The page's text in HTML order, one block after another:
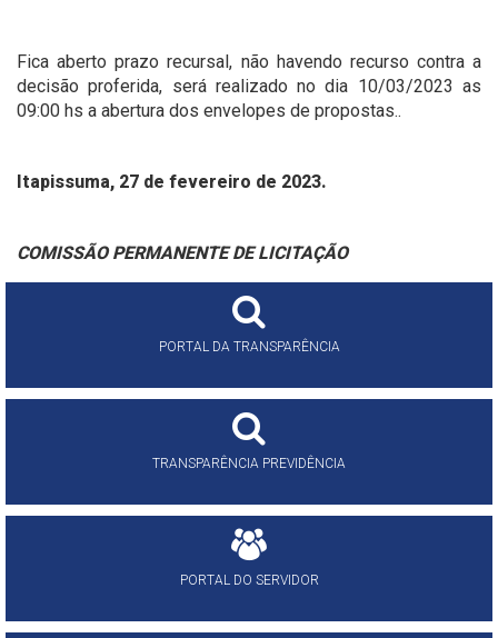
Fica aberto prazo recursal, não havendo recurso contra a
decisão proferida, será realizado no dia 10/03/2023 as
09:00 hs a abertura dos envelopes de propostas..
Itapissuma, 27 de fevereiro de 2023.
COMISSÃO PERMANENTE DE LICITAÇÃO
PORTAL DA TRANSPARÊNCIA
TRANSPARÊNCIA PREVIDÊNCIA
PORTAL DO SERVIDOR